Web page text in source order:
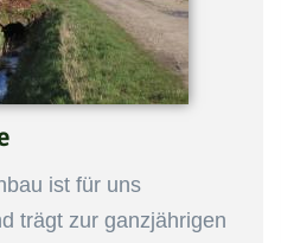
ist für uns
trägt zur ganzjährigen